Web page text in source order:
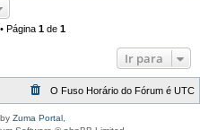
Página 1 de 1
Ir para
O Fuso Horário do Fórum é UTC
Zuma Portal